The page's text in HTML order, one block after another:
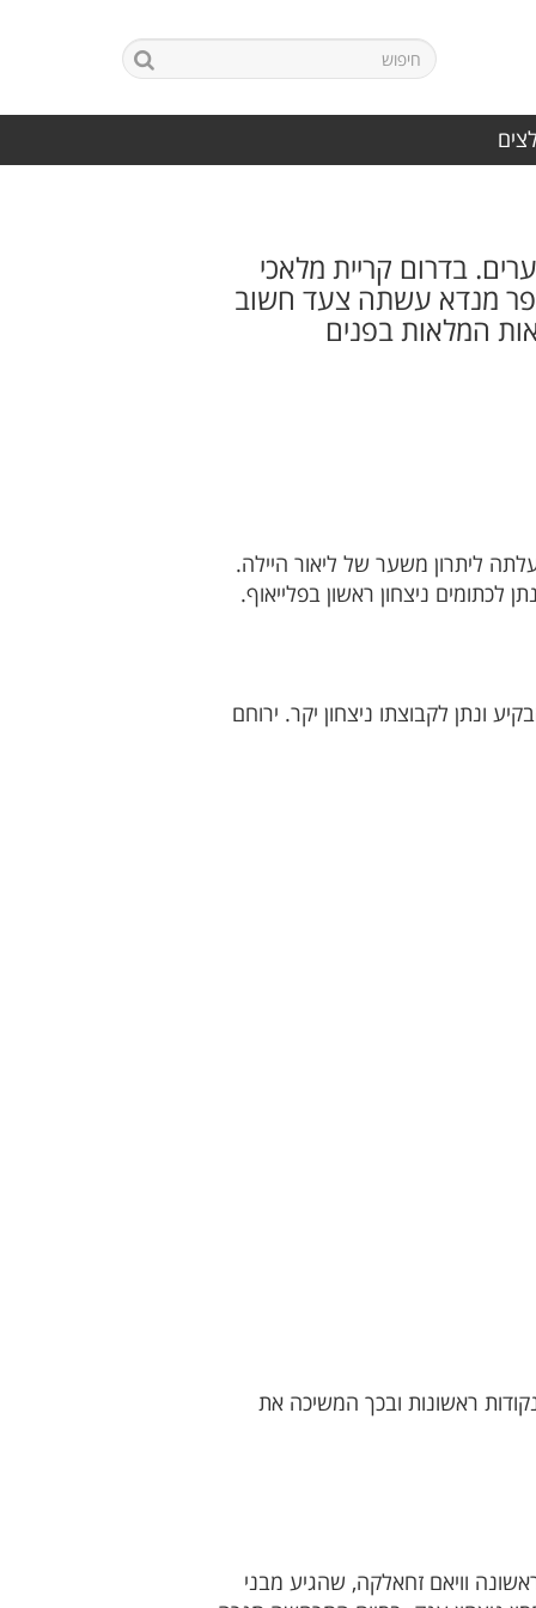
בדרום קריית מלאכי
כפר מנדא עשתה צעד חשוב
המלאות בפנים
ליתרון משער של ליאור היילה.
לכתומים ניצחון ראשון בפלייאוף.
ונתן לקבוצתו ניצחון יקר. ירוחם
ראשונות ובכך המשיכה את
וויאם זחאלקה, שהגיע מבני